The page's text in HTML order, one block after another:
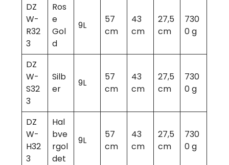
DZ
W-
R32
3
Ros
e
Gol
d
9L
57
cm
43
cm
27,5
cm
730
0 g
DZ
W-
S32
3
Silb
er
9L
57
cm
43
cm
27,5
cm
730
0 g
DZ
W-
H32
3
Hal
bve
rgol
det
9L
57
cm
43
cm
27,5
cm
730
0 g